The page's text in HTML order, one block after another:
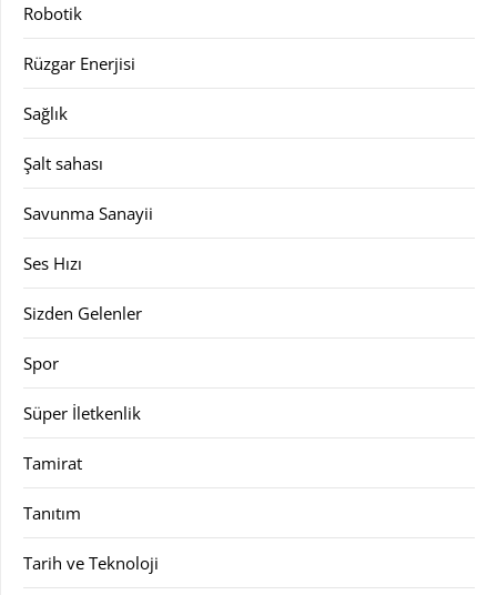
Robotik
Rüzgar Enerjisi
Sağlık
Şalt sahası
Savunma Sanayii
Ses Hızı
Sizden Gelenler
Spor
Süper İletkenlik
Tamirat
Tanıtım
Tarih ve Teknoloji